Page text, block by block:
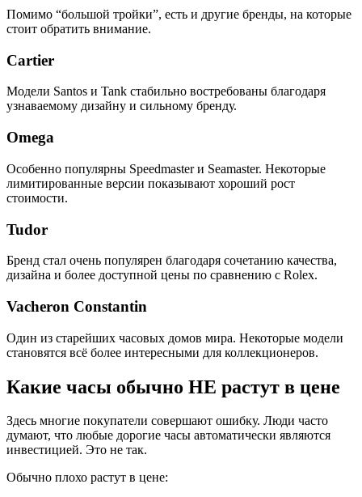
Помимо “большой тройки”, есть и другие бренды, на которые
стоит обратить внимание.
Cartier
Модели Santos и Tank стабильно востребованы благодаря
узнаваемому дизайну и сильному бренду.
Omega
Особенно популярны Speedmaster и Seamaster. Некоторые
лимитированные версии показывают хороший рост
стоимости.
Tudor
Бренд стал очень популярен благодаря сочетанию качества,
дизайна и более доступной цены по сравнению с Rolex.
Vacheron Constantin
Один из старейших часовых домов мира. Некоторые модели
становятся всё более интересными для коллекционеров.
Какие часы обычно НЕ растут в цене
Здесь многие покупатели совершают ошибку. Люди часто
думают, что любые дорогие часы автоматически являются
инвестицией. Это не так.
Обычно плохо растут в цене: